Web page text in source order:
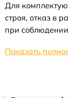
Для
строя, отказ в
при
Показать